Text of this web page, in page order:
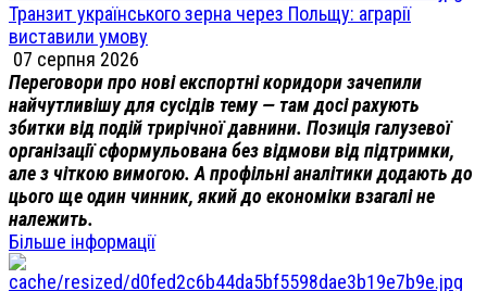
Транзит українського зерна через Польщу: аграрії
виставили умову
07 серпня 2026
Переговори про нові експортні коридори зачепили
найчутливішу для сусідів тему — там досі рахують
збитки від подій трирічної давнини. Позиція галузевої
організації сформульована без відмови від підтримки,
але з чіткою вимогою. А профільні аналітики додають до
цього ще один чинник, який до економіки взагалі не
належить.
Більше інформації